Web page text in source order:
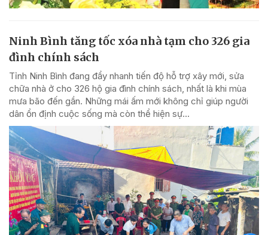
Ninh Bình tăng tốc xóa nhà tạm cho 326 gia
đình chính sách
Tỉnh Ninh Bình đang đẩy nhanh tiến độ hỗ trợ xây mới, sửa
chữa nhà ở cho 326 hộ gia đình chính sách, nhất là khi mùa
mưa bão đến gần. Những mái ấm mới không chỉ giúp người
dân ổn định cuộc sống mà còn thể hiện sự...